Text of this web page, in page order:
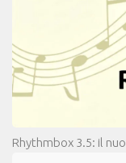
Rhythmbox 3.5: il